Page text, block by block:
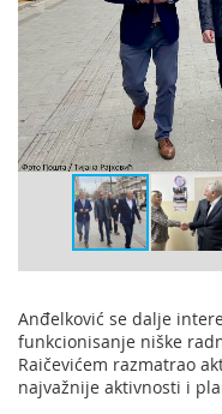
Anđelković se dalje
funkcionisanje niške
Raičevićem razmatrao
najvažnije aktivnosti i